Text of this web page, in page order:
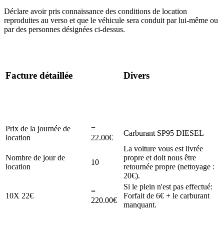
Déclare avoir pris connaissance des conditions de location
reproduites au verso et que le véhicule sera conduit par lui-même ou
par des personnes désignées ci-dessus.
Facture détaillée Divers
Prix de la journée de
location
=
22.00€
Carburant SP95 DIESEL
Nombre de jour de
location
10
La voiture vous est livrée
propre et doit nous être
retournée propre (nettoyage :
20€).
10X 22€
=
220.00€
Si le plein n'est pas effectué:
Forfait de 6€ + le carburant
manquant.